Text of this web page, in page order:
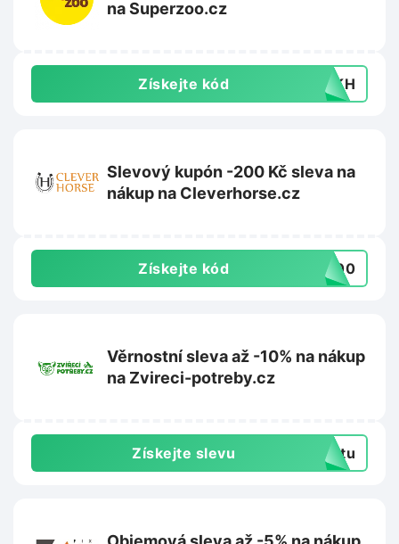
na Superzoo.cz
Získejte kód CBKH
Slevový kupón -200 Kč sleva na
nákup na Cleverhorse.cz
Získejte kód X200
Věrnostní sleva až -10% na nákup
na Zvireci-potreby.cz
Získejte slevu extu